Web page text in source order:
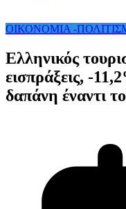
ΟΙΚΟΝΟΜΙΑ -
Ελληνικός
εισπράξεις, -
δαπάνη έναντι